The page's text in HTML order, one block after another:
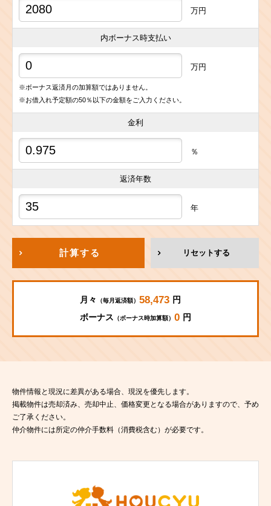
万円
内ボーナス時支払い
万円
※ボーナス返済月の加算額ではありません。
※お借入れ予定額の50％以下の金額をご入力ください。
金利
％
返済年数
年
計算する リセットする
月々 （毎月返済額） 58,473 円
ボーナス （ボーナス時加算額） 0 円
物件情報と現況に差異がある場合、現況を優先します。
掲載物件は売却済み、売却中止、価格変更となる場合がありますので、予め
ご了承ください。
仲介物件には所定の仲介手数料（消費税含む）が必要です。